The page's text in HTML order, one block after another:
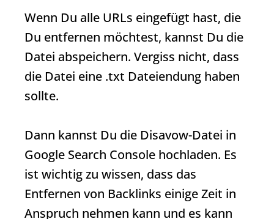
Wenn Du alle URLs eingefügt hast, die
Du entfernen möchtest, kannst Du die
Datei abspeichern. Vergiss nicht, dass
die Datei eine .txt Dateiendung haben
sollte.
Dann kannst Du die Disavow-Datei in
Google Search Console hochladen. Es
ist wichtig zu wissen, dass das
Entfernen von Backlinks einige Zeit in
Anspruch nehmen kann und es kann